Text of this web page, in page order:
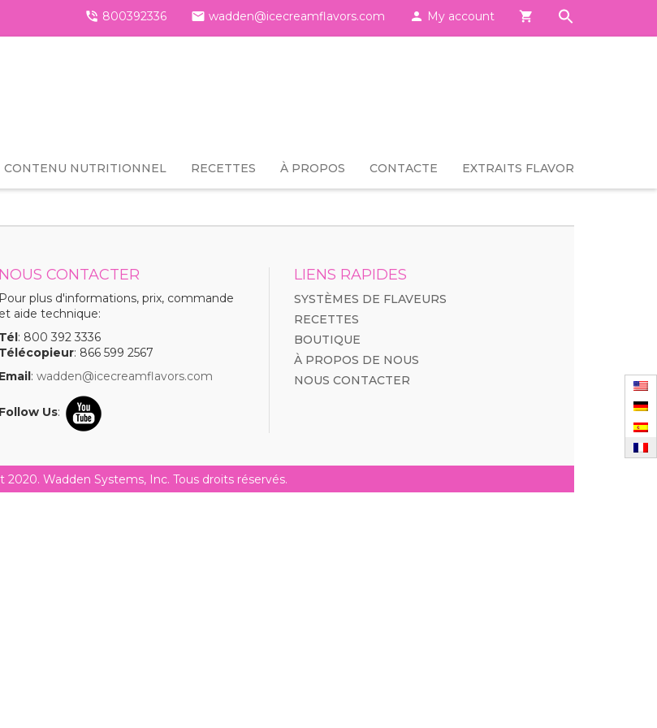
 800392336  wadden@icecreamflavors.com  My account 
CONTENU NUTRITIONNEL RECETTES À PROPOS CONTACTE EXTRAITS FLAVOR
NOUS CONTACTER
Pour plus d'informations, prix, commande
et aide technique:
Tél: 800 392 3336
Télécopieur: 866 599 2567
Email: wadden@icecreamflavors.com
Follow Us:
LIENS RAPIDES
SYSTÈMES DE FLAVEURS
RECETTES
BOUTIQUE
À PROPOS DE NOUS
NOUS CONTACTER
2020. Wadden Systems, Inc. Tous droits réservés.